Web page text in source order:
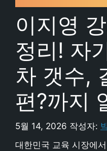
이지영
정리! 자
차 갯수,
편?까지
5월 14, 2026 작성자:
대한민국 교육 시장에